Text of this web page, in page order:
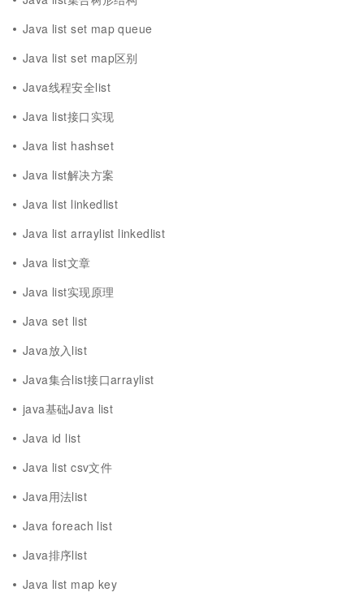
Java list set map queue
Java list set map区别
Java线程安全list
Java list接口实现
Java list hashset
Java list解决方案
Java list linkedlist
Java list arraylist linkedlist
Java list文章
Java list实现原理
Java set list
Java放入list
Java集合list接口arraylist
java基础Java list
Java id list
Java list csv文件
Java用法list
Java foreach list
Java排序list
Java list map key